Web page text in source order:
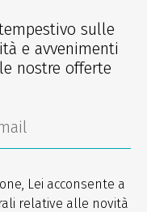
sulle
e avvenimenti
nostre offerte
Lei acconsente a
relative alle novità